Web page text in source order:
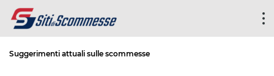
Suggerimenti attuali sulle scommesse